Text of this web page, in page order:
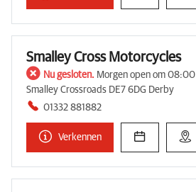
Smalley Cross Motorcycles
Nu gesloten. Morgen open om 08:00
Smalley Crossroads DE7 6DG Derby
01332 881882
Verkennen